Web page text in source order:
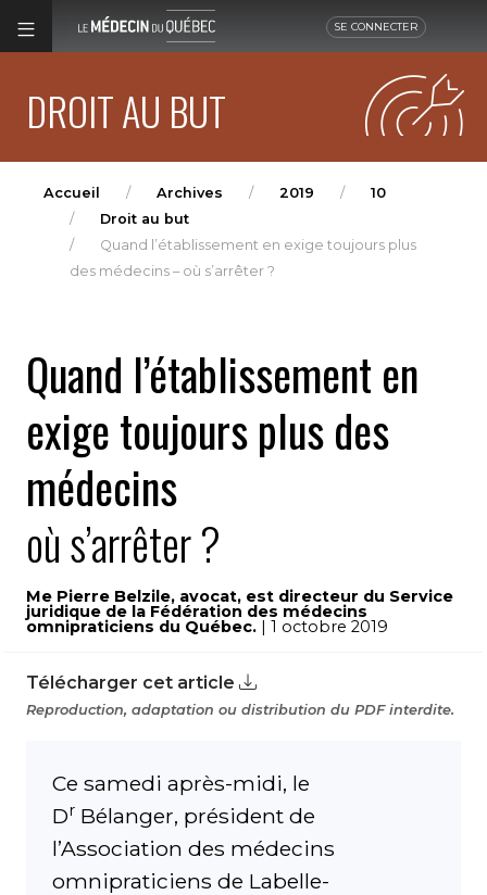
SE CONNECTER
DROIT AU BUT
Accueil Archives 2019
10
Droit au but
Quand l’établissement en exige toujours plus
des médecins – où s’arrêter ?
Quand l’établissement en
exige toujours plus des
médecins
où s’arrêter ?
Me Pierre Belzile, avocat, est directeur du Service
juridique de la Fédération des médecins
omnipraticiens du Québec. | 1 octobre 2019
Télécharger cet article
Reproduction, adaptation ou distribution du PDF interdite.
Ce samedi après-midi, le
Dr Bélanger, président de
l’Association des médecins
omnipraticiens de Labelle-